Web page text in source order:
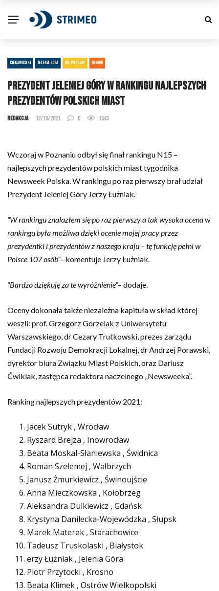
CIEKAWOSTKI JELENIA GÓRA NIE PRZEGAP REGION
Prezydent Jeleniej Góry w rankingu najlepszych
prezydentów polskich miast
Redakcja 12/10/2021 0 1543
Wczoraj w Poznaniu odbył się finał rankingu N15 –
najlepszych prezydentów polskich miast tygodnika
Newsweek Polska. W rankingu po raz pierwszy brał udział
Prezydent Jeleniej Góry Jerzy Łużniak.
“W rankingu znalazłem się po raz pierwszy a tak wysoka ocena w
rankingu była możliwa dzięki ocenie mojej pracy przez
prezydentki i prezydentów z naszego kraju – tę funkcję pełni w
Polsce 107 osób”– komentuje Jerzy Łużniak.
“Bardzo dziękuję za te wyróżnienie”– dodaje.
Oceny dokonała także niezależna kapituła w skład której
weszli: prof. Grzegorz Gorzelak z Uniwersytetu
Warszawskiego, dr Cezary Trutkowski, prezes zarządu
Fundacji Rozwoju Demokracji Lokalnej, dr Andrzej Porawski,
dyrektor biura Związku Miast Polskich, oraz Dariusz
Ćwiklak, zastępca redaktora naczelnego „Newsweeka”.
Ranking najlepszych prezydentów 2021:
Jacek Sutryk , Wrocław
Ryszard Brejza , Inowrocław
Beata Moskal-Słaniewska , Świdnica
Roman Szełemej , Wałbrzych
Janusz Żmurkiewicz , Świnoujście
Anna Mieczkowska , Kołobrzeg
Aleksandra Dulkiewicz , Gdańsk
Krystyna Danilecka-Wojewódzka , Słupsk
Marek Materek , Starachowice
Tadeusz Truskolaski , Białystok
erzy Łużniak , Jelenia Góra
Piotr Przytocki , Krosno
Beata Klimek , Ostrów Wielkopolski